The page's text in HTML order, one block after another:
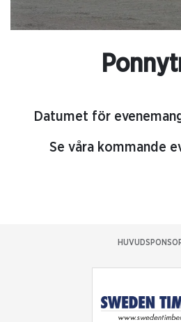
Datumet för
Se våra kommande